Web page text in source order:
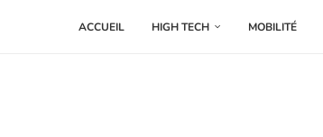
ACCUEIL HIGH TECH MOBILITÉ